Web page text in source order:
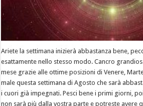
Ariete la settimana inizierà abbastanza bene,
esattamente nello stesso modo. Cancro
mese grazie alle ottime posizioni di Venere,
male questa settimana di Agosto che sarà
i cuori già impegnati. Pesci bene i primi giorni,
non sarà più dalla vostra parte e potreste avere